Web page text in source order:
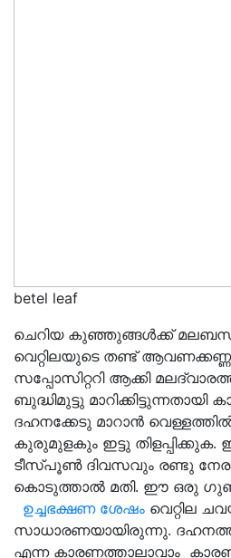
betel leaf
ചെറിയ കുഞ്ഞുങ്ങൾക്ക്
വെറ്റിലയുടെ തണ്ട്
സപ്പോസിറ്ററി ആക്കി
ബുദ്ധിമുട്ടു മാറിക്കിട്ടുന്നതായി
ദഹനക്കേടു മാറാൻ
കുരുമുളകും ഇട്ടു തിളപ്പിക്കുക.
ടീസ്പൂൺ ദിവസവും രണ്ടു
കൊടുത്താൽ മതി. ഈ ഒരു
ഉച്ചഭക്ഷണ ശേഷം വെറ്റില
സാധാരണയായിരുന്നു.
എന്ന കാരണത്താലാവാം